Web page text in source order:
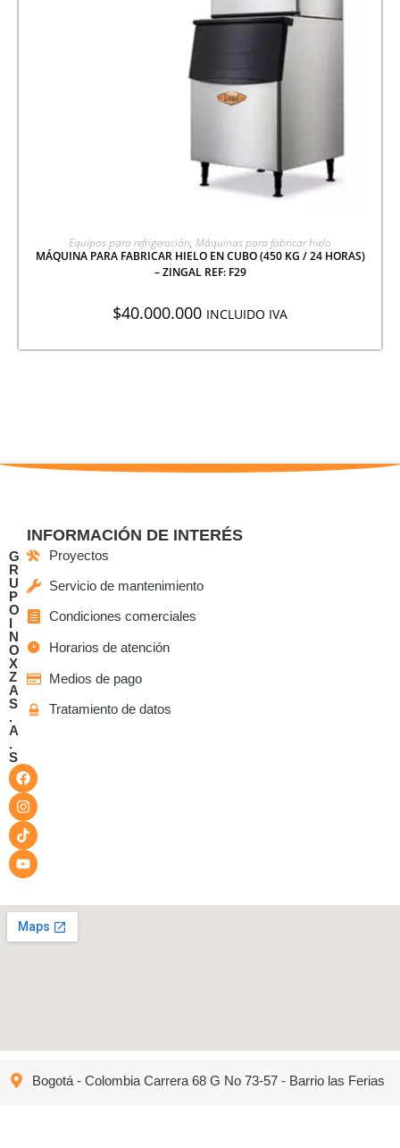
AGREGAR A COTIZACIÓN
Equipos para refrigeración, Máquinas para fabricar hielo
MÁQUINA PARA FABRICAR HIELO EN CUBO (450 KG / 24 HORAS)
– ZINGAL REF: F29
$40.000.000 INCLUIDO IVA
G
R
U
P
O
I
N
O
X
Z
A
S
.
A
.
S
INFORMACIÓN DE INTERÉS
Proyectos
Servicio de mantenimiento
Condiciones comerciales
Horarios de atención
Medios de pago
Tratamiento de datos
Bogotá - Colombia Carrera 68 G No 73-57 - Barrio las Ferias